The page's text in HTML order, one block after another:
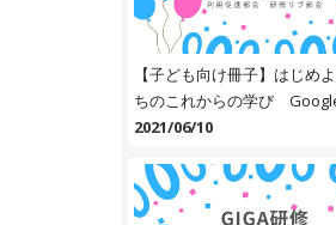
【子ども向け冊子】はじめ
ちのこれからの学び
Educationの使い方ブック
2021/06/10